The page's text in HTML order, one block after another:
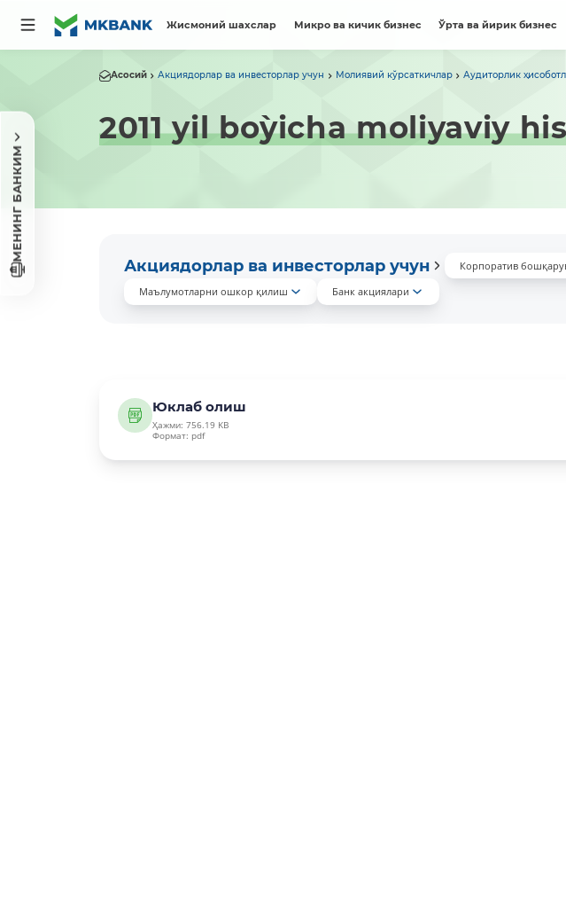
Жисмоний шахслар Микро ва кичик бизнес Ўрта ва йирик бизнес
МЕНИНГ БАНКИМ
Асосий Акциядорлар ва инвесторлар учун Молиявий кўрсаткичлар Аудиторлик
2011 yil bo`yicha moliyaviy
Акциядорлар ва инвесторлар учун Корпоратив
Маълумотларни ошкор қилиш
Банк акциялари
Юклаб олиш
Ҳажми: 756.19 KB
Формат: pdf